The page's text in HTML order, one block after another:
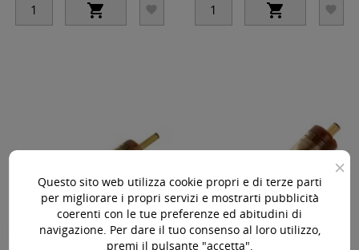
   
×
Questo sito web utilizza cookie propri e di terze parti
per migliorare i propri servizi e mostrarti pubblicità
coerenti con le tue preferenze ed abitudini di
navigazione. Per dare il tuo consenso al loro utilizzo,
premi il pulsante "accetta".